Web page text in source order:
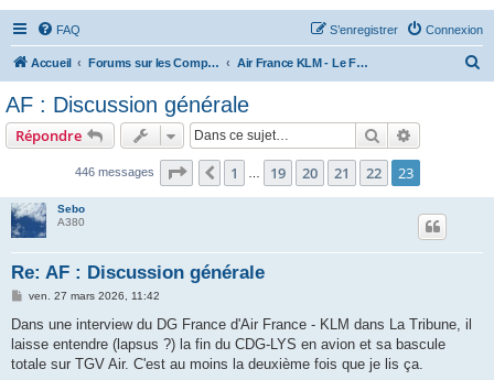
FAQ Connexion
S’enregistrer
Accueil Forums sur les Compagnies Aériennes Air France KLM - Le Forum
AF : Discussion générale
Répondre Rechercher
446 messages Page 23 sur 23
Précédente
1 19 20 21 22 23
Sebo
A380
Re: AF : Discussion générale
M
s
a
g
ven. 27 mars 2026, 11:42
Dans une interview du DG France d'Air France - KLM dans La Tribune, il
laisse entendre (lapsus ?) la fin du CDG-LYS en avion et sa bascule
totale sur TGV Air. C'est au moins la deuxième fois que je lis ça.